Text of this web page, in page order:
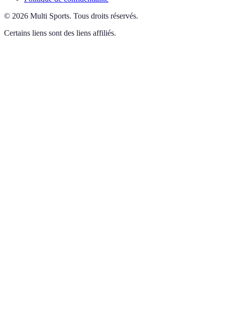
© 2026 Multi Sports. Tous droits réservés.
Certains liens sont des liens affiliés.